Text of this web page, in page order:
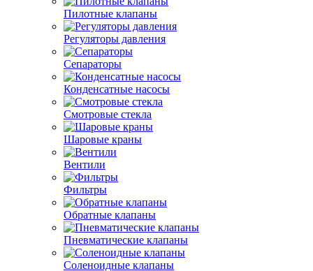
Пилотные клапаны
Регуляторы давления
Сепараторы
Конденсатные насосы
Смотровые стекла
Шаровые краны
Вентили
Фильтры
Обратные клапаны
Пневматические клапаны
Соленоидные клапаны